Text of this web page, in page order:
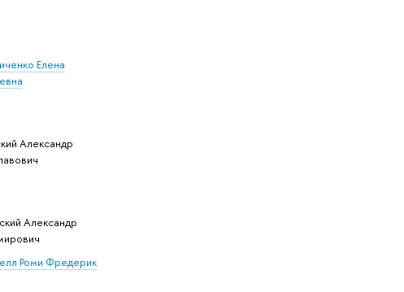
Елена
Александр
Александр
Роми Фредерик